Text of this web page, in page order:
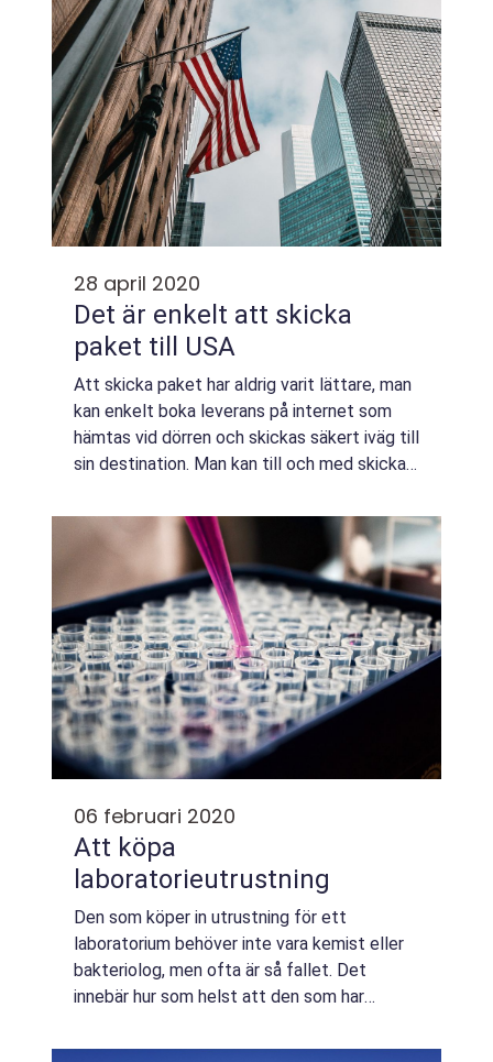
28 april 2020
Det är enkelt att skicka
paket till USA
Att skicka paket har aldrig varit lättare, man
kan enkelt boka leverans på internet som
hämtas vid dörren och skickas säkert iväg till
sin destination. Man kan till och med skicka
06 februari 2020
Att köpa
laboratorieutrustning
Den som köper in utrustning för ett
laboratorium behöver inte vara kemist eller
bakteriolog, men ofta är så fallet. Det
innebär hur som helst att den som har
...